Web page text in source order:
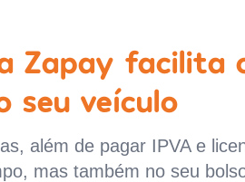
Zapay facilita
seu veículo
além de pagar IPVA e
mas também no seu